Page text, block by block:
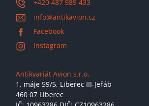
+420 487 989 433
info@antikavion.cz
Facebook
Instagram
Antikvariát Avion s.r.o.
1. máje 59/5, Liberec III-Jeřáb
460 07 Liberec